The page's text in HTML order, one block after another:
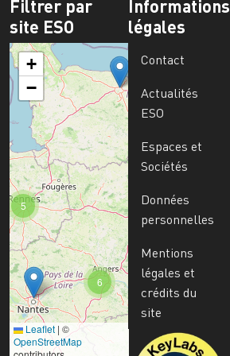
Filtrer par
site ESO
6
5
+
−
Leaflet | ©
OpenStreetMap
Informations
légales
Contact
Actualités
ESO
Espaces et
Sociétés
Données
personnelles
Mentions
légales et
crédits du
site
Image